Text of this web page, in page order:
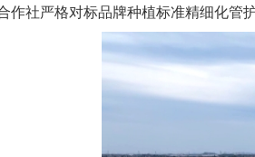
作社严格对标品牌种植标准精细化管